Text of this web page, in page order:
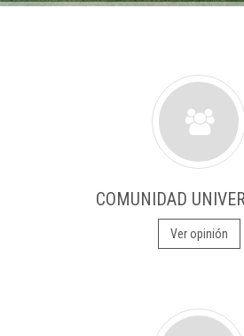
COMUNIDAD
Ver opinión